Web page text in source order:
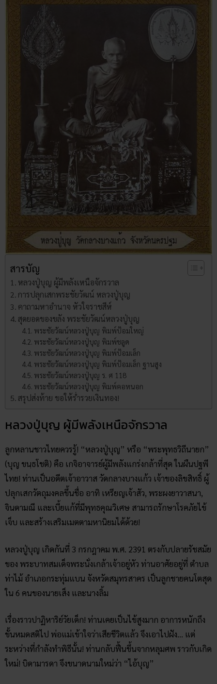
สารบัญ
หลวงปู่บุญ ผู้มีพลังเหนือจักรวาล
การปลุกเสกพระชัยวัฒน์ หลวงปู่บุญ
คาถามหาอำนาจ หัวใจราชสีห์
สุดยอดของขลัง พระชัยวัฒน์หลวงปู่บุญ
พระชัยวัฒน์หลวงปู่บุญ พิมพ์ป้อมใหญ่
พระชัยวัฒน์หลวงปู่บุญ พิมพ์ชลูด
พระชัยวัฒน์หลวงปู่บุญ พิมพ์ป้อมเล็ก
พระชัยวัฒน์หลวงปู่บุญ พิมพ์ป้อมเล็ก ฐานสูง
พระชัยวัฒน์หลวงปู่บุญ ร. ศ 118
พระชัยวัฒน์หลวงปู่บุญ พิมพ์คอหนอก
สรุปส่งท้าย ขอให้ร่ำรวยเงินทอง!
หลวงปู่บุญ ผู้มีพลังเหนือจักรวาล
ลูกหลานชาวไทยควรรู้! “หลวงปู่บุญ” หรือ “พระพุทธวิถีนายก”
(บุญ ขนฺธโชติ) คือ เกจิอาจารย์ผู้มีพลังแกร่งกล้าที่สุด ในผืนปฐพี
ไทย! ท่านเป็นอดีตเจ้าอาวาส วัดกลางบางแก้ว เจ้าของลิขสิทธิ์ ผู้
ปลุกเสกวัตถุมงคลขึ้นชื่อ อาทิ เหรียญเจ้าสัว, พระผงยาวาสนา,
จินดามณี และเบี้ยแก้ที่มีพุทธคุณวิเศษ สามารถรักษาโรคภัยไข้
เจ็บ และสร้างเสริมเมตตามหานิยมได้ด้วย!
หลวงปู่บุญ เกิดกันที่ 3 กรกฎาคม พ.ศ. 2391 ตรงกับปลายรัชสมัย
ของ พระบาทสมเด็จพระนั่งเกล้าเจ้าอยู่หัว ท่านอาศัยอยู่ที่ ตำบล
ท่าไม้ อำเภอกระทุ่มแบน จังหวัดสมุทรสาคร เป็นลูกชายคนโตสุด
ใน 6 คนของนายเส็ง และนางลิ้ม
เรื่องราวปาฏิหาริย์วัยเด็ก! ท่านเคยเป็นไข้สูงมาก อาการหนักถึง
ขั้นหมดสติไป พ่อแม่เข้าใจว่าเสียชีวิตแล้ว จึงเอาไปฝัง… แต่
ระหว่างที่กำลังทำพิธีนั้น! ท่านกลับฟื้นขึ้นจากหลุมศพ ราวกับเกิด
ใหม่! บิดามารดา จึงขนาดนามใหม่ว่า “ไอ้บุญ”